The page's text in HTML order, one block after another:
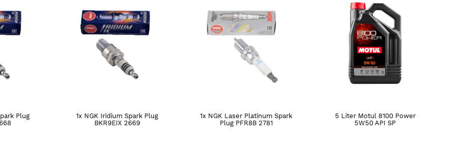
Plug
1x NGK Iridium Spark Plug
BKR9EIX 2669
1x NGK Laser Platinum Spark
Plug PFR8B 2781
5 Liter Motul 8100 Power
5W50 API SP